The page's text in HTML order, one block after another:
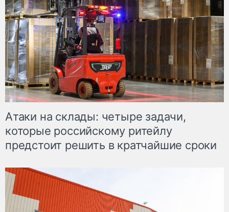
Атаки на склады: четыре задачи,
которые российскому ритейлу
предстоит решить в кратчайшие сроки